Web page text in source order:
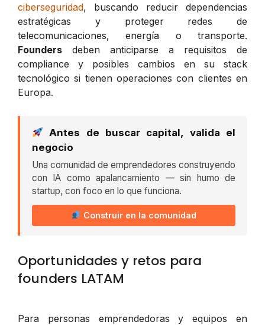
ciberseguridad, buscando reducir dependencias
estratégicas y proteger redes de
telecomunicaciones, energía o transporte.
Founders deben anticiparse a requisitos de
compliance y posibles cambios en su stack
tecnológico si tienen operaciones con clientes en
Europa.
Antes de buscar capital, valida el
negocio
Una comunidad de emprendedores construyendo
con IA como apalancamiento — sin humo de
startup, con foco en lo que funciona.
Construir en la comunidad
Oportunidades y retos para
founders LATAM
Para personas emprendedoras y equipos en